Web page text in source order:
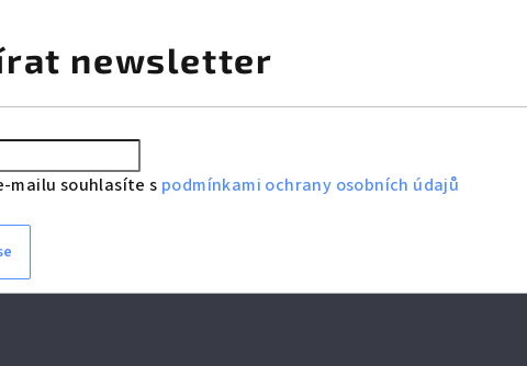
newsletter
mailu souhlasíte s podmínkami ochrany osobních údajů